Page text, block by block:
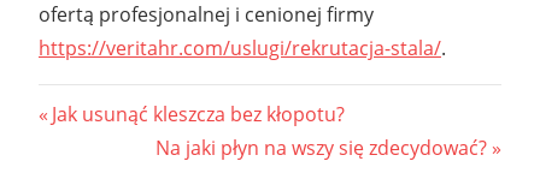
ofertą profesjonalnej i cenionej firmy
https://veritahr.com/uslugi/rekrutacja-stala/.
Nawigacja
Previous
Jak usunąć kleszcza bez kłopotu?
Next
Na jaki płyn na wszy się zdecydować?